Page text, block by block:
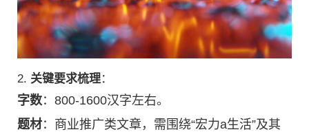
2. 关键要求梳理：
字数：800-1600汉字左右。
题材：商业推广类文章，需围绕“宏力a生活”及其